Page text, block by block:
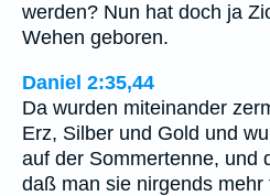
werden? Nun hat doch ja
Wehen geboren.
Daniel 2:35,44
Da wurden miteinander
Erz, Silber und Gold und
auf der Sommertenne, und
daß man sie nirgends